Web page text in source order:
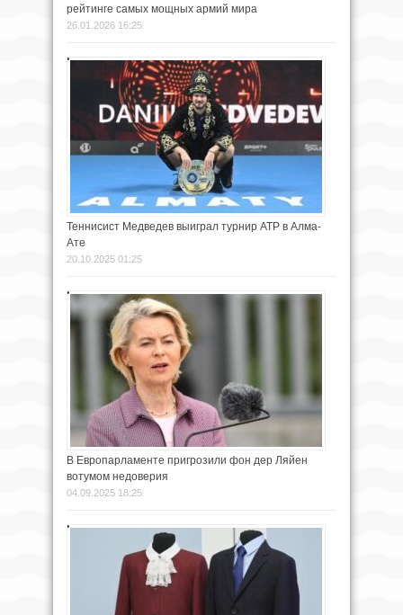
рейтинге самых мощных армий мира
26.01.2026 16:25
Теннисист Медведев выиграл турнир ATP в Алма-
Ате
20.10.2025 01:25
В Европарламенте пригрозили фон дер Ляйен
вотумом недоверия
04.09.2025 18:25